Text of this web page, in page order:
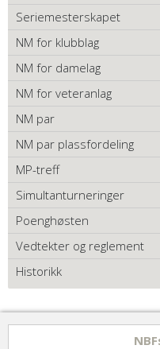
Seriemesterskapet
NM for klubblag
NM for damelag
NM for veteranlag
NM par
NM par plassfordeling
MP-treff
Simultanturneringer
Poenghøsten
Vedtekter og reglement
Historikk